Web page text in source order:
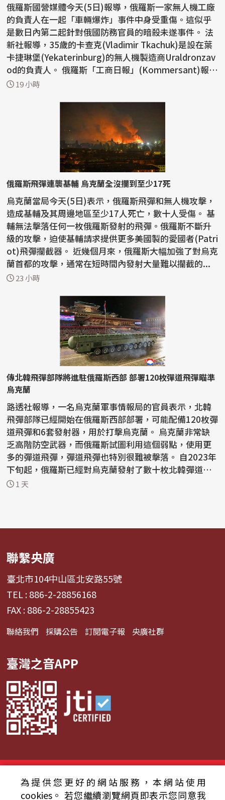
俄羅斯國營媒體今天(5日)報導，俄羅斯一家無人機工廠
的負責人在一起「車輛爆炸」事件中身受重傷。這似乎
是數日內第二起針對俄國防務官員的暗殺未遂事件。 法
新社報導，35歲的卡查克(Vladimir Tkachuk)是設在葉
卡捷琳堡(Yekaterinburg)的無人機製造商Uraldronzav
od的負責人。 俄羅斯「工商日報」(Kommersant)報
導，...
19 小時
俄羅斯飛彈連襲基輔 烏克蘭全沒攔到至少17死
烏克蘭當局今天(5日)表示，俄羅斯飛彈和無人機攻擊，
造成基輔及其周邊地區至少17人死亡，數十人受傷。 基
輔無法擊落任何一枚俄羅斯發射的飛彈。俄羅斯不斷升
級的攻擊，迫使基輔請求提供更多美國製的愛國者(Patri
ot)飛彈攔截器。 近幾個月來，俄羅斯大幅加強了對烏克
蘭首都的攻擊，通常在短時間內發射大量難以攔截的...
23 小時
傳北韓飛彈部隊將進駐俄羅斯西部 部署120枚彈道飛彈瞄準
烏克蘭
路透社報導，一名烏克蘭軍事情報局的官員表示，北韓
飛彈部隊已經開始在俄羅斯西部部署，可能配備120枚彈
道飛彈和6套發射器，用於打擊烏克蘭。 烏克蘭非常缺
乏高階防空武器，而俄羅斯試圖利用這個弱點，使用更
多的彈道飛彈，彈道飛彈也特別很難被擊落。 自2023年
下旬起，俄羅斯已經對烏克蘭發射了數十枚北韓彈道飛
彈...1 天
聯繫央廣
臺北市104中山區北安路55號
TEL : 886-2-28856168
FAX : 886-2-28855423
聯絡我們 採購公告 訂閱電子報 央廣社群
臺灣之音APP
© 2024財團法人中央廣播電臺 版權所有
資通安全政策聲明
服務條款 隱私權條款
為提供您更好的網站服務，本網站使用
cookies。 若您繼續瀏覽網頁即表示您同意我